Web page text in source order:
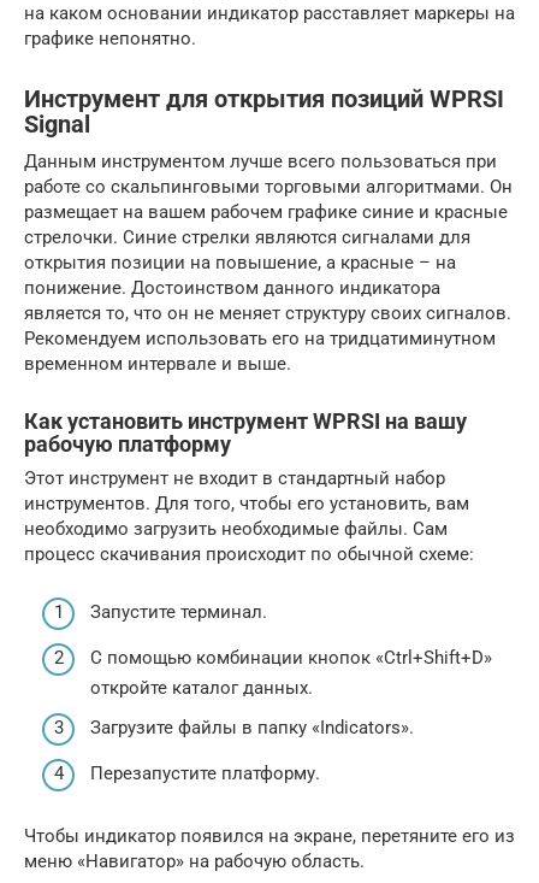
на каком основании индикатор расставляет маркеры на
графике непонятно.
Инструмент для открытия позиций WPRSI
Signal
Данным инструментом лучше всего пользоваться при
работе со скальпинговыми торговыми алгоритмами. Он
размещает на вашем рабочем графике синие и красные
стрелочки. Синие стрелки являются сигналами для
открытия позиции на повышение, а красные – на
понижение. Достоинством данного индикатора
является то, что он не меняет структуру своих сигналов.
Рекомендуем использовать его на тридцатиминутном
временном интервале и выше.
Как установить инструмент WPRSI на вашу
рабочую платформу
Этот инструмент не входит в стандартный набор
инструментов. Для того, чтобы его установить, вам
необходимо загрузить необходимые файлы. Сам
процесс скачивания происходит по обычной схеме:
Запустите терминал.
С помощью комбинации кнопок «Ctrl+Shift+D»
откройте каталог данных.
Загрузите файлы в папку «Indicators».
Перезапустите платформу.
Чтобы индикатор появился на экране, перетяните его из
меню «Навигатор» на рабочую область.